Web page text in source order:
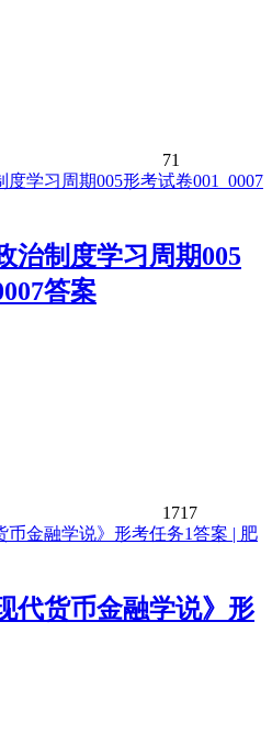
71
治制度学习周期005
答案
1717
代货币金融学说》形